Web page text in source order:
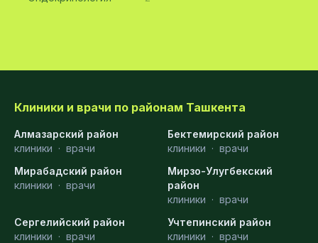
Клиники и врачи по районам Ташкента
Алмазарский район
клиники · врачи
Бектемирский район
клиники · врачи
Мирабадский район
клиники · врачи
Мирзо-Улугбекский
район
клиники · врачи
Сергелийский район
клиники · врачи
Учтепинский район
клиники · врачи